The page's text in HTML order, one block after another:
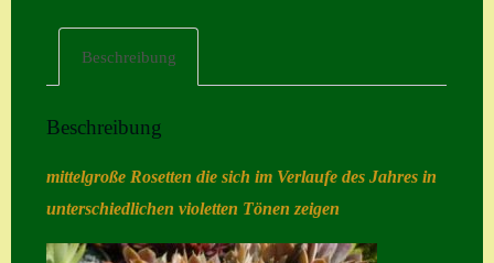
Beschreibung
Beschreibung
mittelgroße Rosetten die sich im Verlaufe des Jahres in
unterschiedlichen violetten Tönen zeigen